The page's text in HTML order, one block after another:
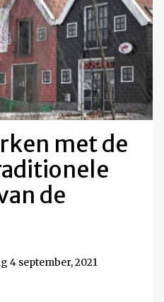
met de
de
4 september, 2021